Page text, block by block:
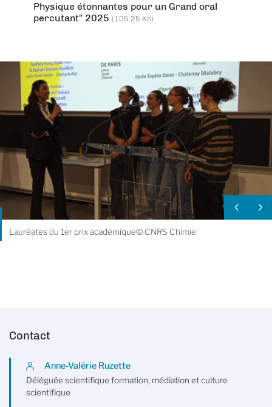
Physique étonnantes pour un Grand oral
percutant" 2025 (105.25 Ko)
Lauréates du 1er prix académique© CNRS Chimie
Contact
Anne-Valérie Ruzette
Déléguée scientifique formation, médiation et culture
scientifique